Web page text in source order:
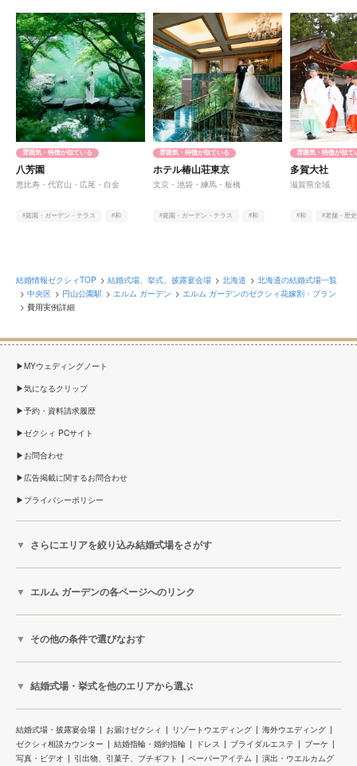
雰囲気・特徴が似ている
八芳園
恵比寿・代官山・広尾・白金
#庭園・ガーデン・テラス
#和
雰囲気・特徴が似ている
ホテル椿山荘東京
文京・池袋・練馬・板橋
#庭園・ガーデン・テラス
#和
雰囲気・特徴が似て
多賀大社
滋賀県全域
#和
#老舗・歴
結婚情報ゼクシィTOP 結婚式場、挙式、披露宴会場 北海道
北海道の結婚式場一覧
中央区
円山公園駅 エルム ガーデン
エルム ガーデンのゼクシィ花嫁割・プラン
費用実例詳細
MYウェディングノート
気になるクリップ
予約・資料請求履歴
ゼクシィ PCサイト
お問合わせ
広告掲載に関するお問合わせ
プライバシーポリシー
さらにエリアを絞り込み結婚式場をさがす
エルム ガーデンの各ページへのリンク
その他の条件で選びなおす
結婚式場・挙式を他のエリアから選ぶ
結婚式場・披露宴会場 お届けゼクシィ リゾートウエディング
海外ウエディング
ゼクシィ相談カウンター
結婚指輪・婚約指輪 ドレス ブライダルエステ
ブーケ
写真・ビデオ
引出物、引菓子、プチギフト ペーパーアイテム 演出・ウエルカムグ